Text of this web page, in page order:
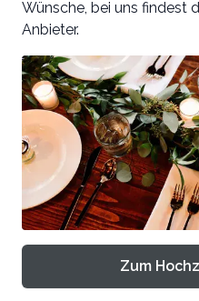
Wünsche, bei uns findest
Anbieter.
Zum